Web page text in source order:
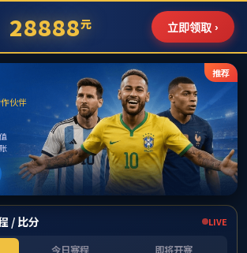
廉英国(亚洲)中文官方网站
威廉亚洲
地>> 招生信息
运动康复专业简介